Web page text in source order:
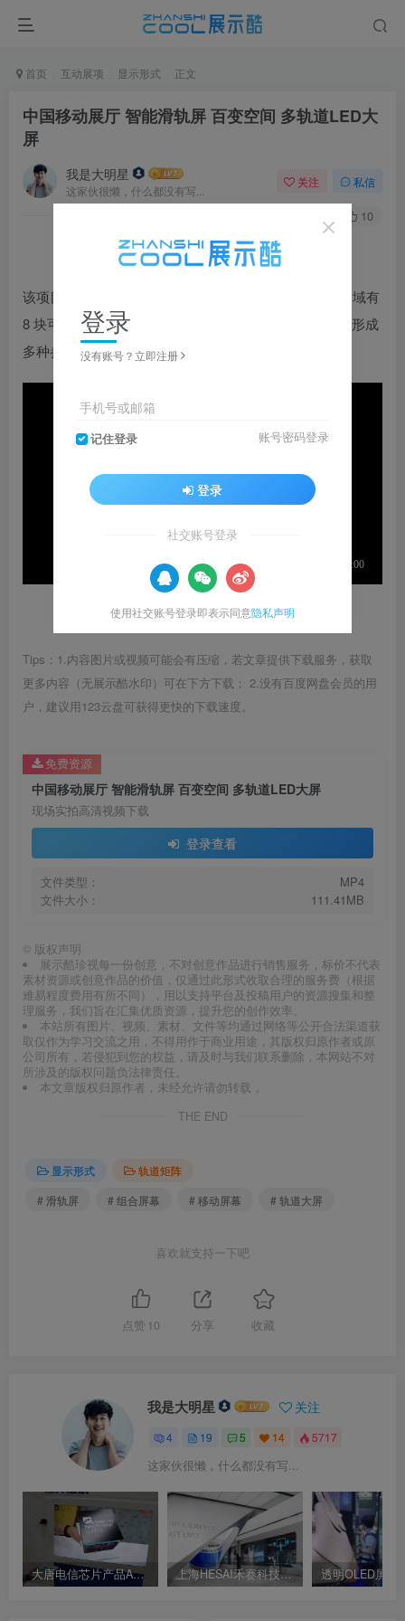
首页 互动展项 显示形式 正文
中国移动展厅 智能滑轨屏 百变空间 多轨道LED大
屏
我是大明星
这家伙很懒，什么都没有写...
关注 私信
10
该项目位于浙江移动5G联创中心，序厅（展厅中心）区域有
8 块可前后移动的 LED 大屏，可智能移动并拼接或分离形成
多种参观模式应对不同参观环节或场景。
Tips：1.内容图片或视频可能会有压缩，若文章提供下载服务，获取
更多内容（无展示酷水印）可在下方下载； 2.没有百度网盘会员的用
户，建议用123云盘可获得更快的下载速度。
中国移动展厅 智能滑轨屏 百变空间 多轨道LED大屏
现场实拍高清视频下载
登录查看
文件类型：
MP4
文件大小：
111.41MB
免费资源
© 版权声明
展示酷珍视每一份创意，不对创意作品进行销售服务，标价不代表
素材资源或创意作品的价值，仅通过此形式收取合理的服务费（根据
难易程度费用有所不同），用以支持平台及投稿用户的资源搜集和整
理服务，我们旨在汇集优质资源，提升您的创作效率。
本站所有图片、视频、素材、文件等均通过网络等公开合法渠道获
取仅作为学习交流之用，不得用作于商业用途，其版权归原作者或原
公司所有，若侵犯到您的权益，请及时与我们联系删除，本网站不对
所涉及的版权问题负法律责任。
本文章版权归原作者，未经允许请勿转载 。
THE END
显示形式
轨道矩阵
# 滑轨屏
# 组合屏幕 # 移动屏幕 # 轨道大屏
喜欢就支持一下吧
点赞 10 分享 收藏
我是大明星 关注
4 19 5 14 5717
这家伙很懒，什么都没有写...
大唐电信芯片产品AR展示 AR互动屏幕 上海HESAI禾赛科技企业展厅 数字交互展厅 人机交互体验
登录
没有账号？立即注册
手机号或邮箱
记住登录 账号密码登录
登录
社交账号登录
使用社交账号登录即表示同意隐私声明